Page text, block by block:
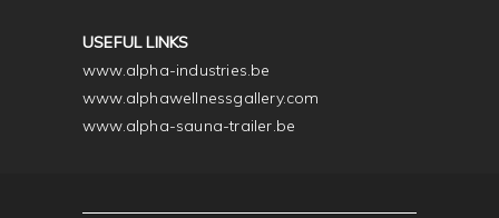
USEFUL LINKS
www.alpha-industries.be
www.alphawellnessgallery.com
www.alpha-sauna-trailer.be